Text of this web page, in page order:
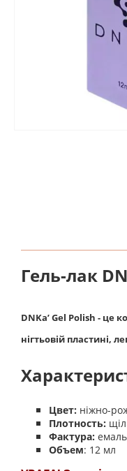
Гель-лак
DNKa’ Gel Polish - це
нігтьовій пластині,
Цвет: ніжно-
Плотность:
Фактура: емаль
Объем: 12 мл